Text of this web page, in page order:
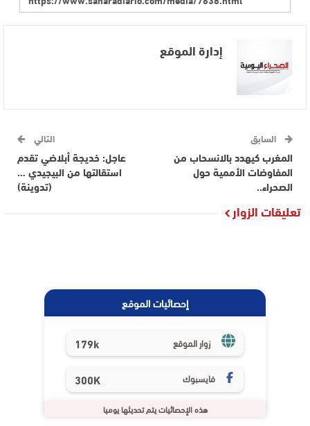
إدارة الموقع
السابق
المغرب كيهدد بالانسحاب من
المفاوضات الأممية حول
الصحراء..
التالي
عاجل: خديجة أبلاضي تقدم
استقالتها من البيجيدي …
(تدوينة)
تعليقات الزوار
إحصائيات الموقع
زوار الموقع 179k
فايسبوك 300K
هذه الإحصائيات يتم تحديثها يوميا